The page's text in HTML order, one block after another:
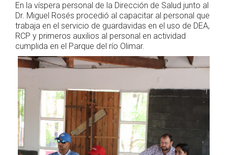
En la víspera personal de la Dirección de Salud junto al
Dr. Miguel Rosés procedió al capacitar al personal que
trabaja en el servicio de guardavidas en el uso de DEA,
RCP y primeros auxilios al personal en actividad
cumplida en el Parque del río Olimar.